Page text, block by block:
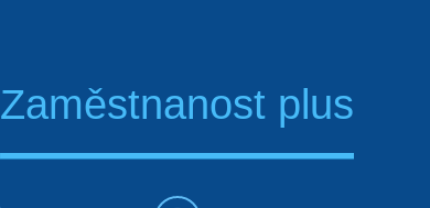
Zaměstnanost plus